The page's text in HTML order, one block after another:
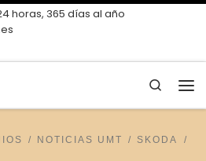
horas, 365 días al año
Search
NOTICIAS UMT
SKODA